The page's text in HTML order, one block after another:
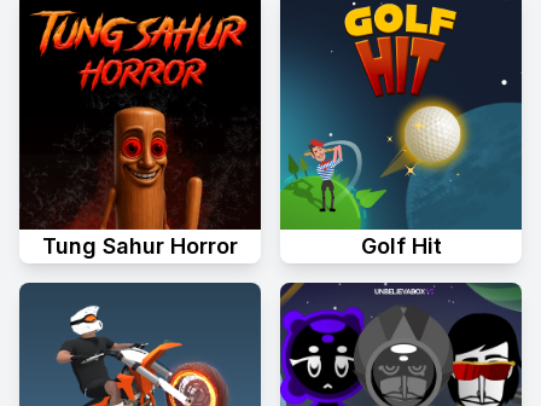
Tung Sahur Horror Golf Hit